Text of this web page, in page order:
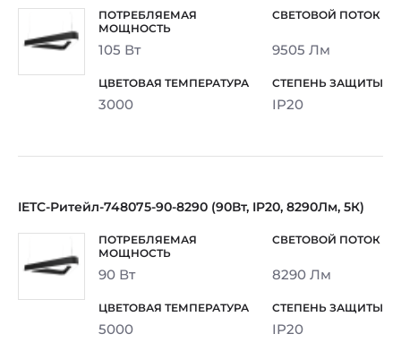
105 Вт 9505 Лм
3000 IP20
IETC-Ритейл-748075-90-8290 (90Вт, IP20, 8290Лм, 5К)
90 Вт 8290 Лм
5000 IP20